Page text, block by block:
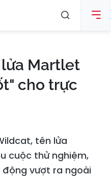
lửa Martlet
cho trực
tên lửa
cuộc thử nghiệm,
vượt ra ngoài